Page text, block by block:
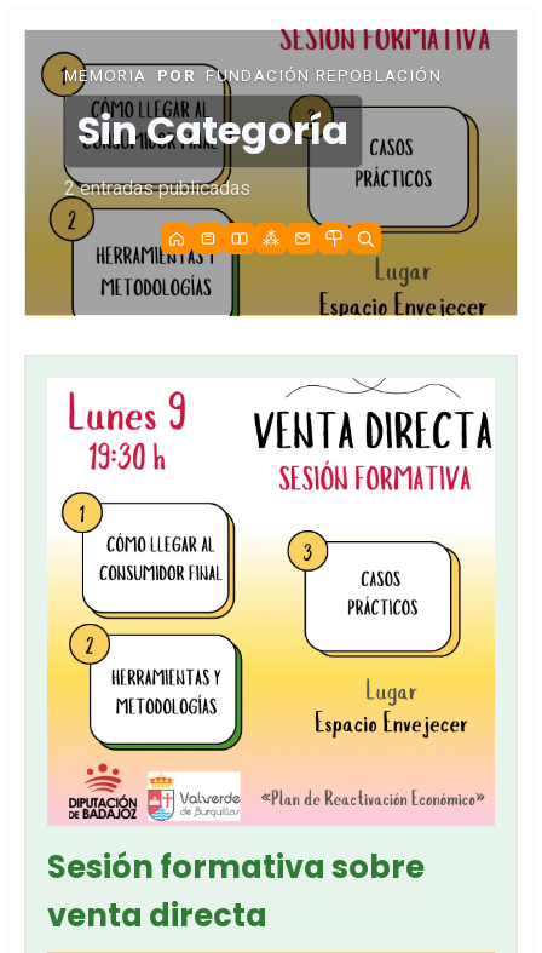
MEMORIA POR FUNDACIÓN REPOBLACIÓN
Sin Categoría
2 entradas publicadas
Sesión formativa sobre
venta directa